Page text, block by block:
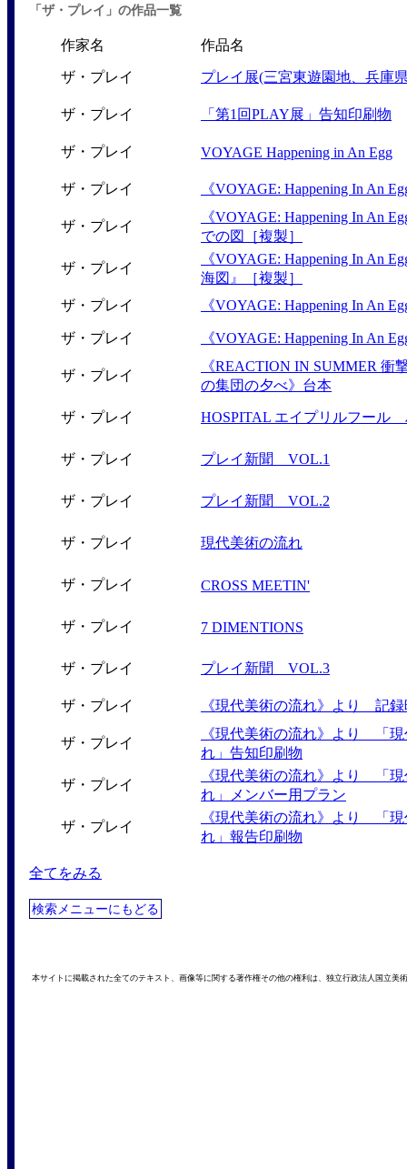
「ザ・プレイ」の作品一覧
作家名 作品名
ザ・プレイ プレイ展(三宮東遊園地、兵庫
ザ・プレイ 「第1回PLAY展」告知印刷物
ザ・プレイ VOYAGE Happening in An Egg
ザ・プレイ 《VOYAGE: Happening In An
ザ・プレイ
《VOYAGE: Happening In An
での図［複製］
ザ・プレイ
《VOYAGE: Happening In An
海図』［複製］
ザ・プレイ
《VOYAGE: Happening In An
ザ・プレイ 《VOYAGE: Happening In An
ザ・プレイ
《REACTION IN SUMMER 衝
の集団の夕べ》台本
ザ・プレイ HOSPITAL エイプリルフール
ザ・プレイ プレイ新聞 VOL.1
ザ・プレイ プレイ新聞 VOL.2
ザ・プレイ 現代美術の流れ
ザ・プレイ CROSS MEETIN'
ザ・プレイ 7 DIMENTIONS
ザ・プレイ プレイ新聞 VOL.3
ザ・プレイ 《現代美術の流れ》より 記録
ザ・プレイ
《現代美術の流れ》より 「
れ」告知印刷物
ザ・プレイ
《現代美術の流れ》より 「
れ」メンバー用プラン
ザ・プレイ
《現代美術の流れ》より 「
れ」報告印刷物
全てをみる
検索メニューにもどる
本サイトに掲載された全てのテキスト、画像等に関する著作権その他の権利は、独立行政法人国立